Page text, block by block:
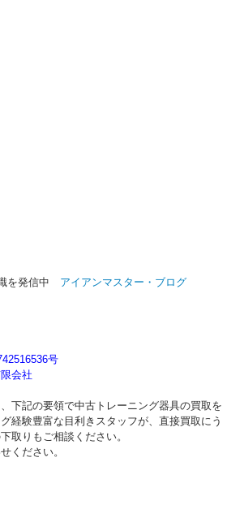
を発信中 アイアンマスター・ブログ
号
会社
下記の要領で中古トレーニング器具の買取を
経験豊富な目利きスタッフが、直接買取にう
取りもご相談ください。
ください。